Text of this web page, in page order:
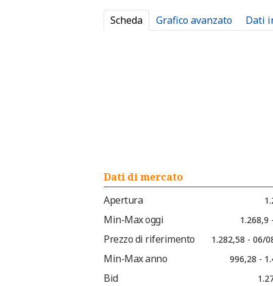
Scheda Grafico avanzato Dati
Dati di mercato
Apertura
Min-Max oggi 1.268,9
Prezzo di riferimento 1.282,58 - 06/
Min-Max anno 996,28 -
Bid